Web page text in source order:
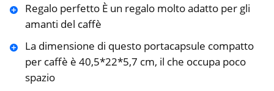
Regalo perfetto È un regalo molto adatto per gli
amanti del caffè
La dimensione di questo portacapsule compatto
per caffè è 40,5*22*5,7 cm, il che occupa poco
spazio